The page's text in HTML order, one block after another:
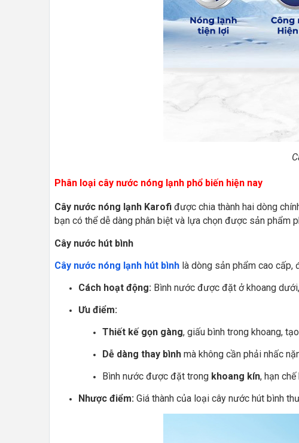
Phân loại cây nước nóng lạnh phổ biến hiện nay
Cây nước nóng lạnh Karofi được chia thành hai dòng
bạn có thể dễ dàng phân biệt và lựa chọn được sản phẩm
Cây nước hút bình
Cây nước nóng lạnh hút bình là dòng sản phẩm cao cấp,
Cách hoạt động: Bình nước được đặt ở khoang
Ưu điểm:
Thiết kế gọn gàng, giấu bình trong khoang,
Dễ dàng thay bình mà không cần phải nhấc
Bình nước được đặt trong khoang kín, hạn
Nhược điểm: Giá thành của loại cây nước hút bình